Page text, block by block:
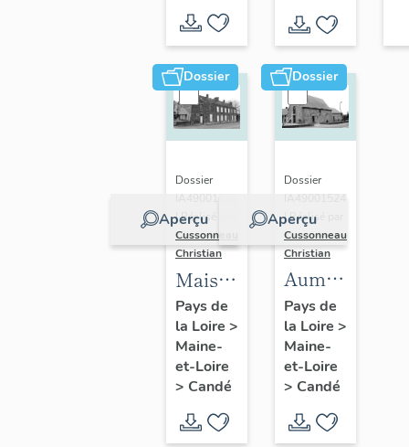
Dossier
Aperçu
Dossier
IA49001522
| Réalisé par
Cussonneau
Christian
Maison,
4 à 8
rue
André-
Bru
Pays de
la Loire >
Maine-
et-Loire
> Candé
Dossier
Aperçu
Dossier
IA49001524
| Réalisé par
Cussonneau
Christian
Aumônerie
Saint-
Jean,
hôpital
Saint-
Joseph,
2-4
Pays de
la Loire >
Maine-
et-Loire
> Candé